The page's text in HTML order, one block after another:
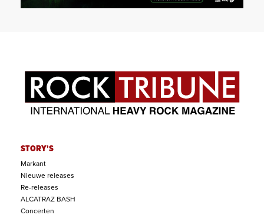
STORY'S
Markant
Nieuwe releases
Re-releases
ALCATRAZ BASH
Concerten